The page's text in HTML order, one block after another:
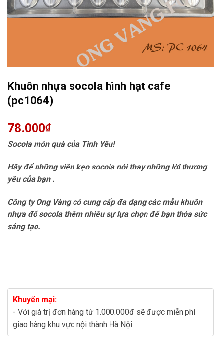
Khuôn nhựa socola hình hạt cafe
(pc1064)
78.000₫
Socola món quà của Tình Yêu!
Hãy để những viên kẹo socola nói thay những lời thương
yêu của bạn .
Công ty Ong Vàng có cung cấp đa dạng các mẫu khuôn
nhựa đổ socola thêm nhiều sự lựa chọn để bạn thỏa sức
sáng tạo.
Khuyến mại:
- Với giá trị đơn hàng từ 1.000.000đ sẽ được miễn phí
giao hàng khu vực nội thành Hà Nội